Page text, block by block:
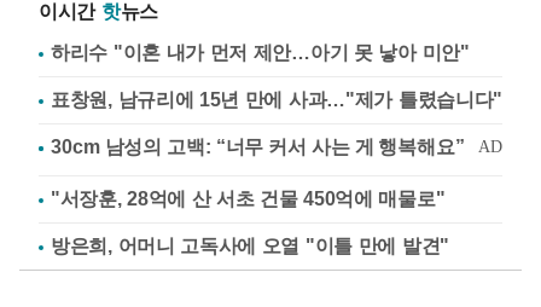
이시간 핫뉴스
하리수 "이혼 내가 먼저 제안…아기 못 낳아 미안"
표창원, 남규리에 15년 만에 사과…"제가 틀렸습니다"
"서장훈, 28억에 산 서초 건물 450억에 매물로"
방은희, 어머니 고독사에 오열 "이틀 만에 발견"